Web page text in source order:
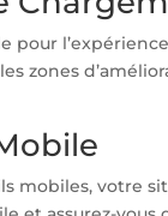
pour
zones
mobiles, votre